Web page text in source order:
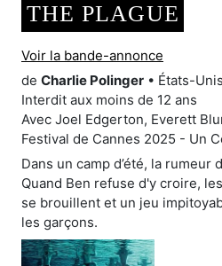
THE PLAGUE
Voir la bande-annonce
de Charlie Polinger • États-
Interdit aux moins de 12 ans
Avec Joel Edgerton, Everett
Festival de Cannes 2025 - Un
Dans un camp d’été, la rumeur
Quand Ben refuse d'y croire,
se brouillent et un jeu
les garçons.